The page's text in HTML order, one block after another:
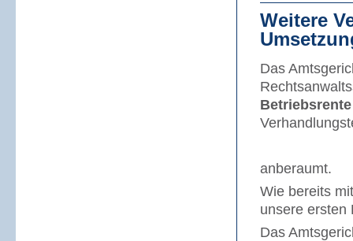
Weitere
Das
anberaumt.
Wie bereits
unsere ersten
Das